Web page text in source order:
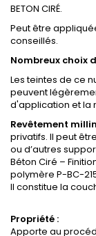
BETON CIRÉ.
Peut être
conseillés.
Nombreux choix
Les teintes de ce
peuvent
d'application et la
Revêtement
privatifs. Il peut
ou d’autres
Béton Ciré –
polymère P-BC-
Il constitue la
Propriété :
Apporte au